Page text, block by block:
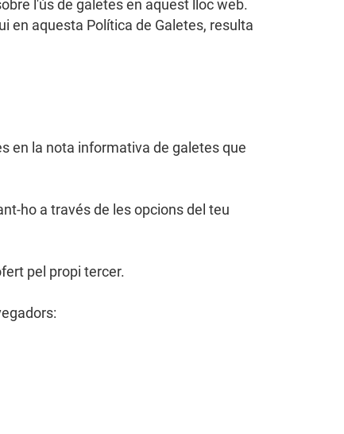
l'ús de galetes en aquest lloc web.
en aquesta Política de Galetes, resulta
en la nota informativa de galetes que
ho a través de les opcions del teu
pel propi tercer.